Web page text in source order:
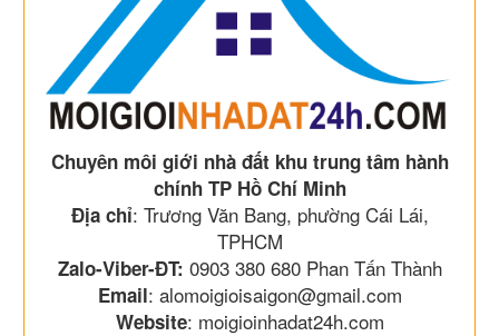
Chuyên môi giới nhà đất khu trung tâm hành
chính TP Hồ Chí Minh
Địa chỉ: Trương Văn Bang, phường Cái Lái,
TPHCM
Zalo-Viber-ĐT: 0903 380 680 Phan Tấn Thành
Email: alomoigioisaigon@gmail.com
Website: moigioinhadat24h.com